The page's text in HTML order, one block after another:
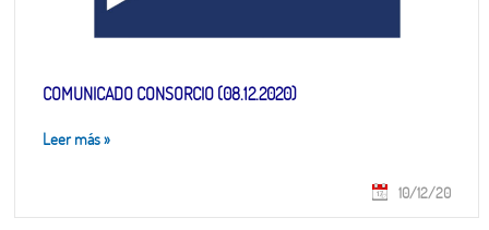
COMUNICADO CONSORCIO (08.12.2020)
Leer más»
10/12/20